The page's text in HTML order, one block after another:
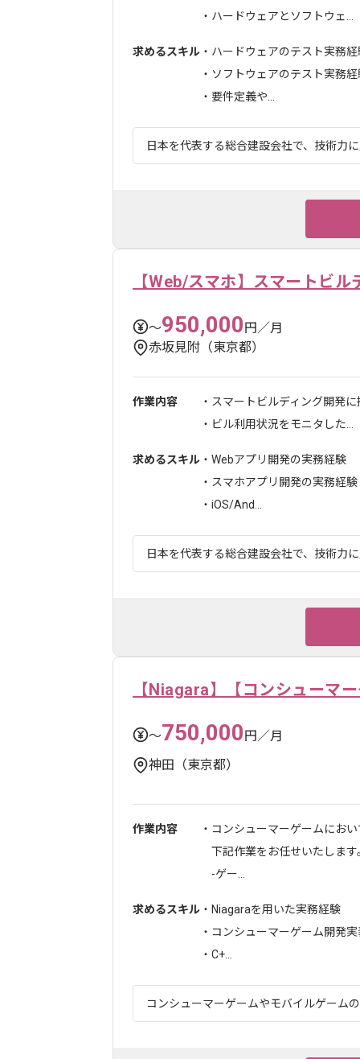
・ハードウェアとソフトウェ...
求めるスキル ・ハードウェアのテスト実務経
・ソフトウェアのテスト実務経
・要件定義や...
日本を代表する総合建設会社で、技術力
【Web/スマホ】スマートビ
〜950,000円／月
赤坂見附（東京都）
作業内容
・スマートビルディング開発
・ビル利用状況をモニタした...
求めるスキル ・Webアプリ開発の実務経験
・スマホアプリ開発の実務経験
・iOS/And...
日本を代表する総合建設会社で、技術力
【Niagara】【コンシューマ
〜750,000円／月
神田（東京都）
作業内容
・コンシューマーゲームにお
下記作業をお任せいたします
-ゲー...
求めるスキル ・Niagaraを用いた実務経験
・コンシューマーゲーム開発
・C+...
コンシューマーゲームやモバイルゲーム